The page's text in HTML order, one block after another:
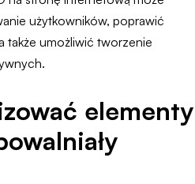
użytkowników, poprawić
także umożliwić tworzenie
elementy